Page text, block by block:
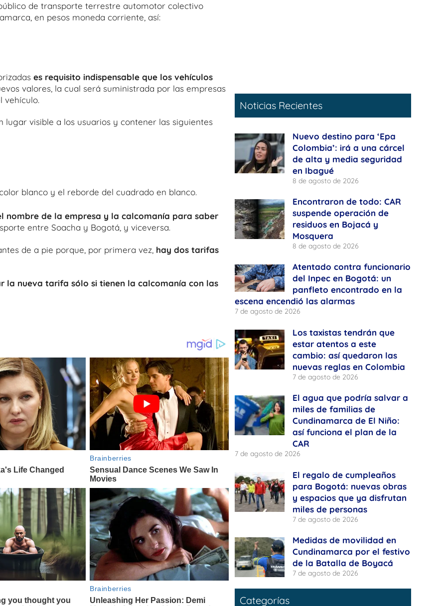
de transporte terrestre automotor colectivo
en pesos moneda corriente, así:
es requisito indispensable que los vehículos
valores, la cual será suministrada por las empresas
vehículo.
lugar visible a los usuarios y contener las siguientes
blanco y el reborde del cuadrado en blanco.
nombre de la empresa y la calcomanía para saber
entre Soacha y Bogotá, y viceversa.
de a pie porque, por primera vez, hay dos tarifas
la nueva tarifa sólo si tienen la calcomanía con las
Noticias Recientes
Nuevo destino para ‘Epa
Colombia’: irá a una cárcel
de alta y media seguridad
en Ibagué
8 de agosto de 2026
Encontraron de todo: CAR
suspende operación de
residuos en Bojacá y
Mosquera
8 de agosto de 2026
Atentado contra funcionario
del Inpec en Bogotá: un
panfleto encontrado en la
escena encendió las alarmas
7 de agosto de 2026
Los taxistas tendrán que
estar atentos a este
cambio: así quedaron las
nuevas reglas en Colombia
7 de agosto de 2026
El agua que podría salvar a
miles de familias de
Cundinamarca de El Niño:
así funciona el plan de la
CAR
7 de agosto de 2026
El regalo de cumpleaños
para Bogotá: nuevas obras
y espacios que ya disfrutan
miles de personas
7 de agosto de 2026
Medidas de movilidad en
Cundinamarca por el festivo
de la Batalla de Boyacá
7 de agosto de 2026
Categorías